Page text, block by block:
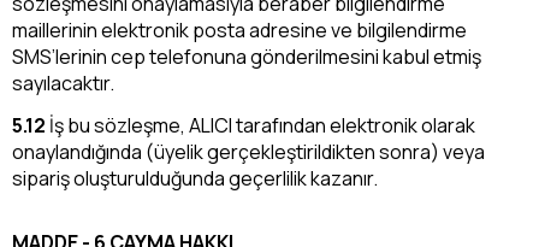
maillerinin elektronik posta adresine ve bilgilendirme
SMS’lerinin cep telefonuna gönderilmesini kabul etmiş
sayılacaktır.
5.12 İş bu sözleşme, ALICI tarafından elektronik olarak
onaylandığında (üyelik gerçekleştirildikten sonra) veya
sipariş oluşturulduğunda geçerlilik kazanır.